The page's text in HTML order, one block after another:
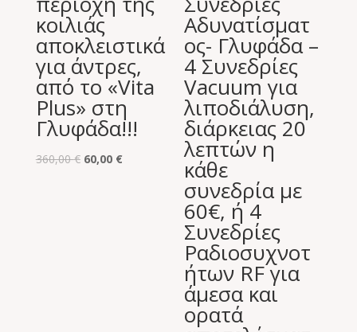
κοιλιάς
αποκλειστικά
για άντρες,
από το «Vita
Plus» στη
Γλυφάδα!!!
360,00€ Original
60,00 €Η
Αδυνατίσματ
ος- Γλυφάδα –
4 Συνεδρίες
Vacuum για
λιποδιάλυση,
διάρκειας 20
λεπτών η
κάθε
συνεδρία με
60€, ή 4
Συνεδρίες
Ραδιοσυχνοτ
ήτων RF για
άμεσα και
ορατά